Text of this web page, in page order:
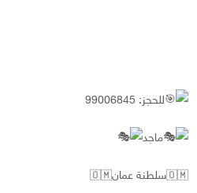
للحجز: 99006845
ماجد
🇴🇲سلطنة عمان🇴🇲